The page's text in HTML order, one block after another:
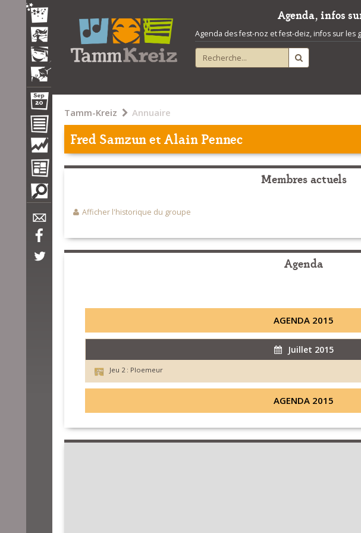
Agenda, infos
Agenda des fest-noz et fest-deiz, infos sur les
Tamm-Kreiz Annuaire
Fred Samzun et Alain Pennec
Membres actuels
Afficher l'historique du groupe
Agenda
AGENDA 2015
Juillet 2015
Jeu 2 : Ploemeur
AGENDA 2015